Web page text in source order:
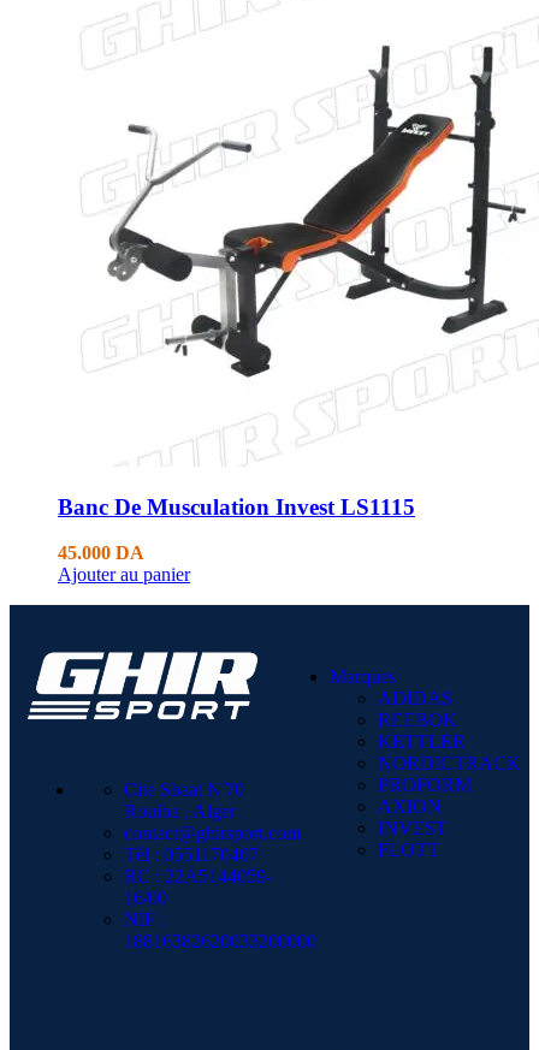
Banc De Musculation Invest LS1115
45.000 DA
Ajouter au panier
Cite Sbaat N'70
Rouiba , Alger
contact@ghirsport.com
Tél : 0551170407
RC : 22A5144059-
16/00
NIF :
18816382620033200000
Marques
ADIDAS
REEBOK
KETTLER
NORDICTRACK
PROFORM
AXION
INVEST
FLOTT